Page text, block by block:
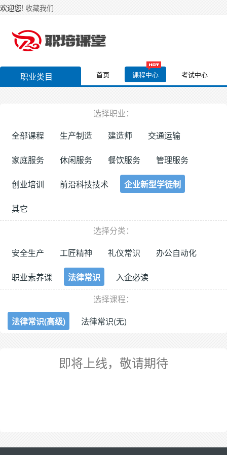
欢迎您! 收藏我们
职业类目 首页 课程中心 考试中心
选择职业：
全部课程
生产制造 建造师 交通运输
家庭服务 休闲服务 餐饮服务 管理服务
创业培训 前沿科技技术 企业新型学徒制
其它
选择分类：
安全生产
工匠精神 礼仪常识 办公自动化
职业素养课 法律常识
入企必读
选择课程：
法律常识(高级)
法律常识(无)
即将上线，敬请期待